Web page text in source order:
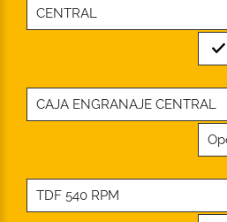
CENTRAL
CAJA ENGRANAJE CENTRAL
TDF 540 RPM